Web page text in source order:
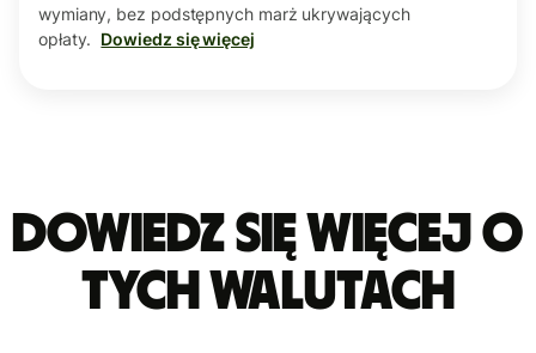
wymiany, bez podstępnych marż ukrywających
opłaty. Dowiedz się więcej
Dowiedz się więcej o
tych walutach